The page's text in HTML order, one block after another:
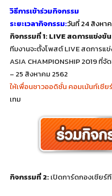
วิธีการเข้าร่วมกิจกรรม
ระยะเวลากิจกรรม:วันที่ 24 สิงหา
กิจกรรมที่ 1: LIVE สดการแข่งขัน
ทีมงานจะตั้งโพสต์ LIVE สดการแ
ASIA CHAMPIONSHIP 2019 ที่
– 25 สิงหาคม 2562
ให้เพื่อนชาวออดิชั่น คอมเม้นท์เชีย
เทม
กิจกรรมที่ 2:เปิดการ์ดกองเชียร์